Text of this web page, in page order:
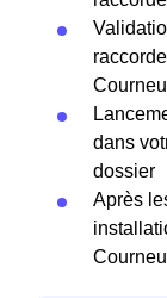
dans
dossier
Après